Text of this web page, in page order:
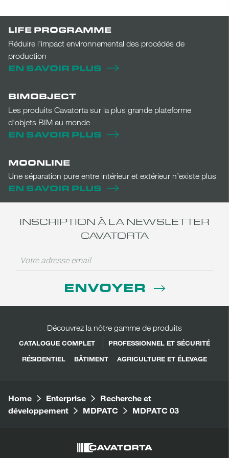
LIFE PROGRAMME
Réduire l’impact environnemental des procédés de
production
EN SAVOIR PLUS
BIMOBJECT
Les produits Cavatorta sur la plus grande plateforme
d'objets BIM au monde
EN SAVOIR PLUS
MOONLINE
Une séparation pure entre intérieur et extérieur n’existe plus
EN SAVOIR PLUS
INSCRIPTION À LA NEWSLETTER
CAVATORTA
ENVOYER
Découvrez la nôtre gamme de produits
CATALOGUE COMPLET
PROFESSIONNEL ET SÉCURITÉ
RÉSIDENTIEL
BÂTIMENT AGRICULTURE ET ÉLEVAGE
Home Enterprise
Recherche et
développement
MDPATC MDPATC 03